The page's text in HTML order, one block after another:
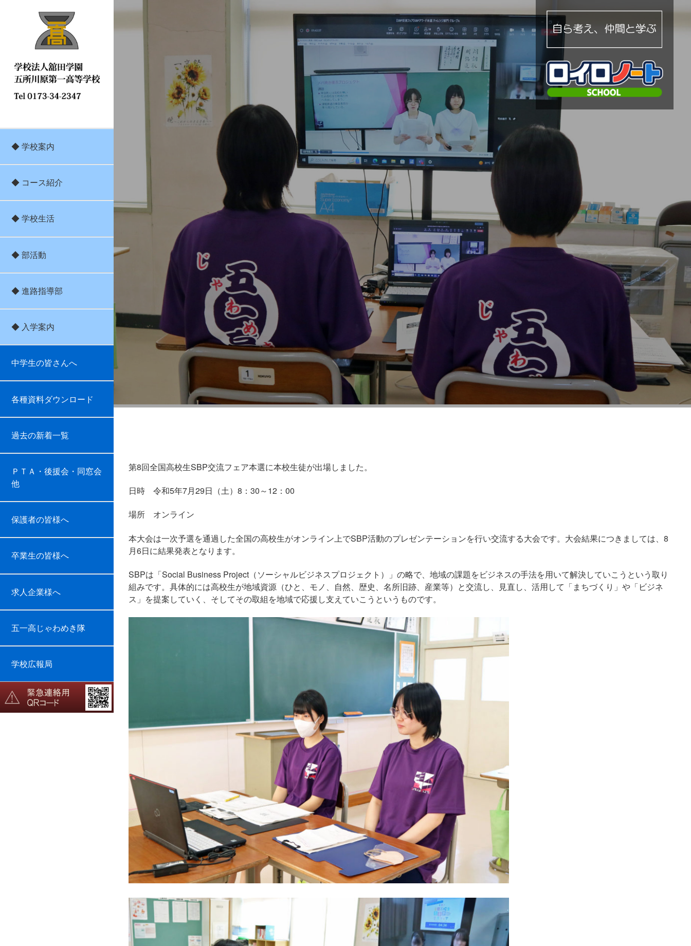
◆ 学校案内
◆ コース紹介
◆ 学校生活
◆ 部活動
◆ 進路指導部
◆ 入学案内
中学生の皆さんへ
各種資料ダウンロード
過去の新着一覧
ＰＴＡ・後援会・同窓会
他
保護者の皆様へ
卒業生の皆様へ
求人企業様へ
五一高じゃわめき隊
学校広報局
SBP交流フェア
第8回全国高校生SBP交流フェア本選に本校生徒が出場しました。
日時 令和5年7月29日（土）8：30～12：00
場所 オンライン
本大会は一次予選を通過した全国の高校生がオンライン上でSBP活動のプレゼンテーションを行い交流する大会です。大会結果につきましては、8
月6日に結果発表となります。
SBPは「Social Business Project（ソーシャルビジネスプロジェクト）」の略で、地域の課題をビジネスの手法を用いて解決していこうという取り
組みです。具体的には高校生が地域資源（ひと、モノ、自然、歴史、名所旧跡、産業等）と交流し、見直し、活用して「まちづくり」や「ビジネ
ス」を提案していく、そしてその取組を地域で応援し支えていこうというものです。